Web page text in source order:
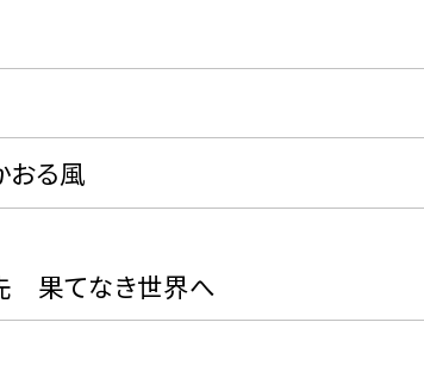
る風
てなき世界へ